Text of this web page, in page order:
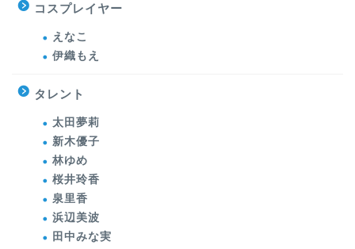
コスプレイヤー
えなこ
伊織もえ
タレント
太田夢莉
新木優子
林ゆめ
桜井玲香
泉里香
浜辺美波
田中みな実